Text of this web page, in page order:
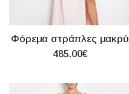
Φόρεμα στράπλες μακρύ
485.00€